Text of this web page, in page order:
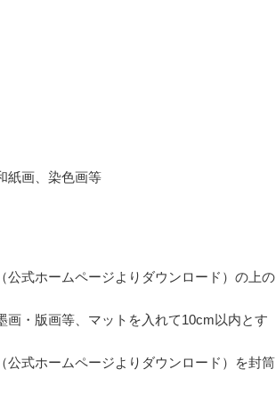
紙画、染色画等
式ホームページよりダウンロード）の上の
・版画等、マットを入れて10cm以内とす
式ホームページよりダウンロード）を封筒